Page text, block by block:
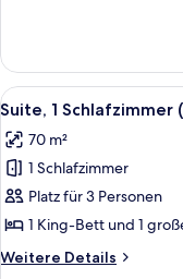
anzeigen
Zimmer,
2 Queen-
Betten
Accessible,
Tub)
Alle
Fotos
für
Suite,
1
Schlafzimmer
(Mobility
Accessible,
7
Suite, 1
70 m²
1 Schlafzimmer
Platz für 3 Personen
1 King-Bett und 1
Weitere Details
Weitere